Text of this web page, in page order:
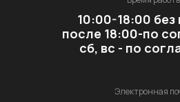
10:00-18:00
после 18:00-по
сб, вс - по
Электронная